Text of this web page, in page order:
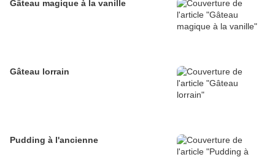
Gâteau magique à la vanille
Gâteau lorrain
Pudding à l'ancienne